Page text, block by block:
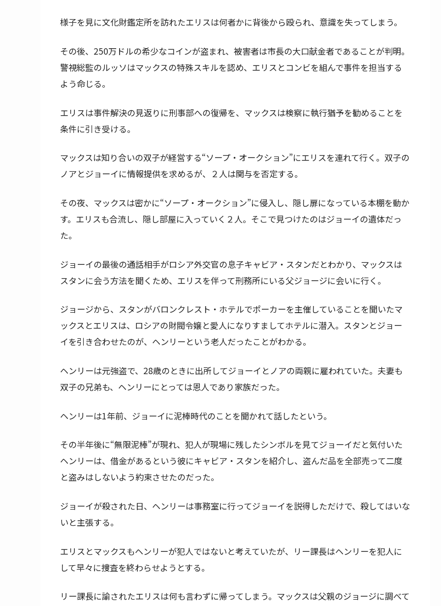
様子を見に文化財鑑定所を訪れたエリスは何者かに背後から殴られ、意識を失ってしまう。
その後、250万ドルの希少なコインが盗まれ、被害者は市長の大口献金者であることが判明。
警視総監のルッソはマックスの特殊スキルを認め、エリスとコンビを組んで事件を担当する
よう命じる。
エリスは事件解決の見返りに刑事部への復帰を、マックスは検察に執行猶予を勧めることを
条件に引き受ける。
マックスは知り合いの双子が経営する“ソープ・オークション”にエリスを連れて行く。双子の
ノアとジョーイに情報提供を求めるが、２人は関与を否定する。
その夜、マックスは密かに“ソープ・オークション”に侵入し、隠し扉になっている本棚を動か
す。エリスも合流し、隠し部屋に入っていく２人。そこで見つけたのはジョーイの遺体だっ
た。
ジョーイの最後の通話相手がロシア外交官の息子キャビア・スタンだとわかり、マックスは
スタンに会う方法を聞くため、エリスを伴って刑務所にいる父ジョージに会いに行く。
ジョージから、スタンがバロンクレスト・ホテルでポーカーを主催していることを聞いたマ
ックスとエリスは、ロシアの財閥令嬢と愛人になりすましてホテルに潜入。スタンとジョー
イを引き合わせたのが、ヘンリーという老人だったことがわかる。
ヘンリーは元強盗で、28歳のときに出所してジョーイとノアの両親に雇われていた。夫妻も
双子の兄弟も、ヘンリーにとっては恩人であり家族だった。
ヘンリーは1年前、ジョーイに泥棒時代のことを聞かれて話したという。
その半年後に“無限泥棒”が現れ、犯人が現場に残したシンボルを見てジョーイだと気付いた
ヘンリーは、借金があるという彼にキャビア・スタンを紹介し、盗んだ品を全部売って二度
と盗みはしないよう約束させたのだった。
ジョーイが殺された日、ヘンリーは事務室に行ってジョーイを説得しただけで、殺してはいな
いと主張する。
エリスとマックスもヘンリーが犯人ではないと考えていたが、リー課長はヘンリーを犯人に
して早々に捜査を終わらせようとする。
リー課長に諭されたエリスは何も言わずに帰ってしまう。マックスは父親のジョージに調べて